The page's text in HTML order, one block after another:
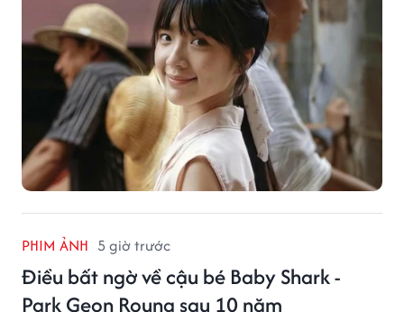
PHIM ẢNH 5 giờ trước
Điều bất ngờ về cậu bé Baby Shark -
Park Geon Roung sau 10 năm